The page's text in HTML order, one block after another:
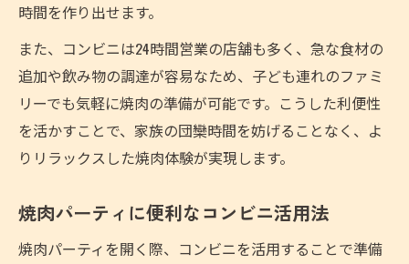
時間を作り出せます。
また、コンビニは24時間営業の店舗も多く、急な食材の
追加や飲み物の調達が容易なため、子ども連れのファミ
リーでも気軽に焼肉の準備が可能です。こうした利便性
を活かすことで、家族の団欒時間を妨げることなく、よ
りリラックスした焼肉体験が実現します。
焼肉パーティに便利なコンビニ活用法
焼肉パーティを開く際、コンビニを活用することで準備